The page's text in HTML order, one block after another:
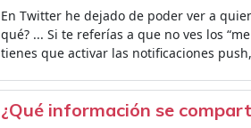
En Twitter he dejado de poder ver a
qué? ... Si te referías a que no ves los
tienes que activar las notificaciones
¿Qué información se